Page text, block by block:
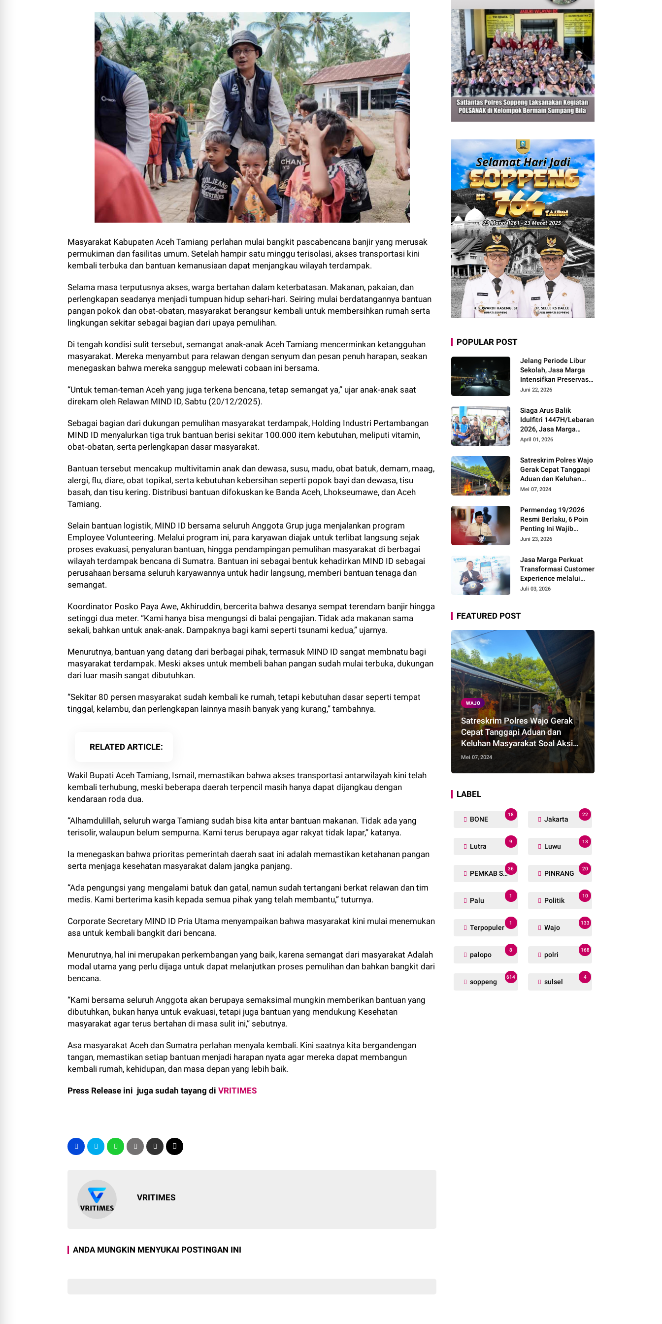
Masyarakat Kabupaten Aceh Tamiang perlahan mulai bangkit pascabencana banjir yang merusak
permukiman dan fasilitas umum. Setelah hampir satu minggu terisolasi, akses transportasi kini
kembali terbuka dan bantuan kemanusiaan dapat menjangkau wilayah terdampak.
Selama masa terputusnya akses, warga bertahan dalam keterbatasan. Makanan, pakaian, dan
perlengkapan seadanya menjadi tumpuan hidup sehari-hari. Seiring mulai berdatangannya bantuan
pangan pokok dan obat-obatan, masyarakat berangsur kembali untuk membersihkan rumah serta
lingkungan sekitar sebagai bagian dari upaya pemulihan.
Di tengah kondisi sulit tersebut, semangat anak-anak Aceh Tamiang mencerminkan ketangguhan
masyarakat. Mereka menyambut para relawan dengan senyum dan pesan penuh harapan, seakan
menegaskan bahwa mereka sanggup melewati cobaan ini bersama.
“Untuk teman-teman Aceh yang juga terkena bencana, tetap semangat ya,” ujar anak-anak saat
direkam oleh Relawan MIND ID, Sabtu (20/12/2025).
Sebagai bagian dari dukungan pemulihan masyarakat terdampak, Holding Industri Pertambangan
MIND ID menyalurkan tiga truk bantuan berisi sekitar 100.000 item kebutuhan, meliputi vitamin,
obat-obatan, serta perlengkapan dasar masyarakat.
Bantuan tersebut mencakup multivitamin anak dan dewasa, susu, madu, obat batuk, demam, maag,
alergi, flu, diare, obat topikal, serta kebutuhan kebersihan seperti popok bayi dan dewasa, tisu
basah, dan tisu kering. Distribusi bantuan difokuskan ke Banda Aceh, Lhokseumawe, dan Aceh
Tamiang.
Selain bantuan logistik, MIND ID bersama seluruh Anggota Grup juga menjalankan program
Employee Volunteering. Melalui program ini, para karyawan diajak untuk terlibat langsung sejak
proses evakuasi, penyaluran bantuan, hingga pendampingan pemulihan masyarakat di berbagai
wilayah terdampak bencana di Sumatra. Bantuan ini sebagai bentuk kehadirkan MIND ID sebagai
perusahaan bersama seluruh karyawannya untuk hadir langsung, memberi bantuan tenaga dan
semangat.
Koordinator Posko Paya Awe, Akhiruddin, bercerita bahwa desanya sempat terendam banjir hingga
setinggi dua meter. “Kami hanya bisa mengungsi di balai pengajian. Tidak ada makanan sama
sekali, bahkan untuk anak-anak. Dampaknya bagi kami seperti tsunami kedua,” ujarnya.
Menurutnya, bantuan yang datang dari berbagai pihak, termasuk MIND ID sangat membnatu bagi
masyarakat terdampak. Meski akses untuk membeli bahan pangan sudah mulai terbuka, dukungan
dari luar masih sangat dibutuhkan.
“Sekitar 80 persen masyarakat sudah kembali ke rumah, tetapi kebutuhan dasar seperti tempat
tinggal, kelambu, dan perlengkapan lainnya masih banyak yang kurang,” tambahnya.
RELATED ARTICLE
Wakil Bupati Aceh Tamiang, Ismail, memastikan bahwa akses transportasi antarwilayah kini telah
kembali terhubung, meski beberapa daerah terpencil masih hanya dapat dijangkau dengan
kendaraan roda dua.
“Alhamdulillah, seluruh warga Tamiang sudah bisa kita antar bantuan makanan. Tidak ada yang
terisolir, walaupun belum sempurna. Kami terus berupaya agar rakyat tidak lapar,” katanya.
Ia menegaskan bahwa prioritas pemerintah daerah saat ini adalah memastikan ketahanan pangan
serta menjaga kesehatan masyarakat dalam jangka panjang.
“Ada pengungsi yang mengalami batuk dan gatal, namun sudah tertangani berkat relawan dan tim
medis. Kami berterima kasih kepada semua pihak yang telah membantu,” tuturnya.
Corporate Secretary MIND ID Pria Utama menyampaikan bahwa masyarakat kini mulai menemukan
asa untuk kembali bangkit dari bencana.
Menurutnya, hal ini merupakan perkembangan yang baik, karena semangat dari masyarakat Adalah
modal utama yang perlu dijaga untuk dapat melanjutkan proses pemulihan dan bahkan bangkit dari
bencana.
“Kami bersama seluruh Anggota akan berupaya semaksimal mungkin memberikan bantuan yang
dibutuhkan, bukan hanya untuk evakuasi, tetapi juga bantuan yang mendukung Kesehatan
masyarakat agar terus bertahan di masa sulit ini,” sebutnya.
Asa masyarakat Aceh dan Sumatra perlahan menyala kembali. Kini saatnya kita bergandengan
tangan, memastikan setiap bantuan menjadi harapan nyata agar mereka dapat membangun
kembali rumah, kehidupan, dan masa depan yang lebih baik.
Press Release ini juga sudah tayang di VRITIMES
VRITIMES
ANDA MUNGKIN MENYUKAI POSTINGAN INI
POPULAR POST
Jelang Periode Libur
Sekolah, Jasa Marga
Intensifkan Preservasi
Rutin Jalan Tol untuk
Keamanan dan
Kenyamanan
Perjalanan
Juni 22, 2026
Siaga Arus Balik
Idulfitri 1447H/Lebaran
2026, Jasa Marga
Pastikan Kesiapan
Pemudik Gunakan Rest
Area Alternatif
April 01, 2026
Satreskrim Polres Wajo
Gerak Cepat Tanggapi
Aduan dan Keluhan
Masyarakat Soal Aksi
Mei 07, 2024
Permendag 19/2026
Resmi Berlaku, 6 Poin
Penting Ini Wajib
Diketahui Pengusaha
Juni 23, 2026
Jasa Marga Perkuat
Transformasi Customer
Experience melalui
Expert Sharing Session
Juli 03, 2026
FEATURED POST
WAJO
Satreskrim Polres Wajo Gerak
Cepat Tanggapi Aduan dan
Keluhan Masyarakat Soal Aksi
Perjudian
Mei 07, 2024
LABEL
BONE
18
Jakarta
22
Lutra
9
Luwu
13
PEMKAB SOPPENG
36
PINRANG
20
Palu
1
Politik
10
Terpopuler
1
Wajo
133
palopo
8
polri
168
soppeng
614
sulsel
4